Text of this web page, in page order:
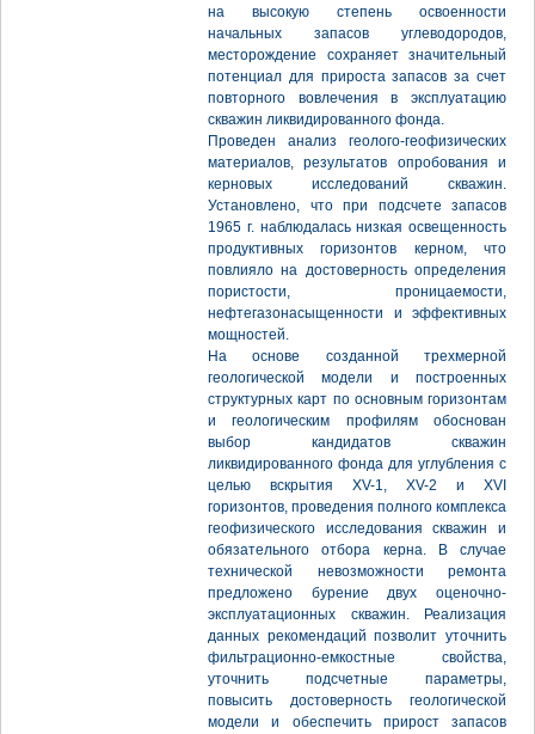
на высокую степень освоенности
начальных запасов углеводородов,
месторождение сохраняет значительный
потенциал для прироста запасов за счет
повторного вовлечения в эксплуатацию
скважин ликвидированного фонда.
Проведен анализ геолого-геофизических
материалов, результатов опробования и
керновых исследований скважин.
Установлено, что при подсчете запасов
1965 г. наблюдалась низкая освещенность
продуктивных горизонтов керном, что
повлияло на достоверность определения
пористости, проницаемости,
нефтегазонасыщенности и эффективных
мощностей.
На основе созданной трехмерной
геологической модели и построенных
структурных карт по основным горизонтам
и геологическим профилям обоснован
выбор кандидатов скважин
ликвидированного фонда для углубления с
целью вскрытия XV-1, XV-2 и XVI
горизонтов, проведения полного комплекса
геофизического исследования скважин и
обязательного отбора керна. В случае
технической невозможности ремонта
предложено бурение двух оценочно-
эксплуатационных скважин. Реализация
данных рекомендаций позволит уточнить
фильтрационно-емкостные свойства,
уточнить подсчетные параметры,
повысить достоверность геологической
модели и обеспечить прирост запасов